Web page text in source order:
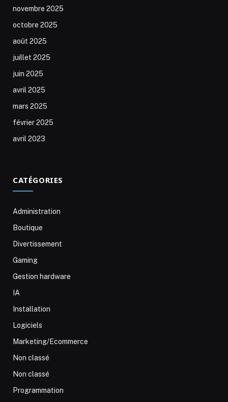
novembre 2025
octobre 2025
août 2025
juillet 2025
juin 2025
avril 2025
mars 2025
février 2025
avril 2023
CATÉGORIES
Administration
Boutique
Divertissement
Gaming
Gestion hardware
IA
Installation
Logiciels
Marketing/Ecommerce
Non classé
Non classé
Programmation